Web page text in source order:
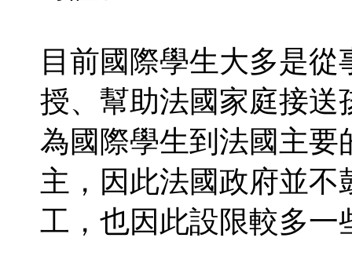
目前國際學生大多是
授、幫助法國家庭接送
為國際學生到法國主要
主，因此法國政府並
工，也因此設限較多一